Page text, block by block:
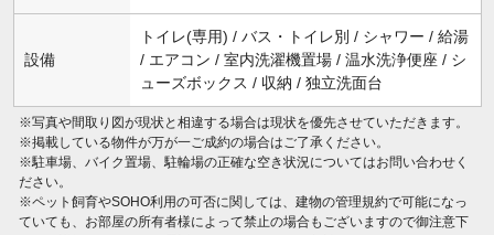
設備
トイレ(専用) / バス・トイレ別 / シャワー / 給湯
/ エアコン / 室内洗濯機置場 / 温水洗浄便座 / シ
ューズボックス / 収納 / 独立洗面台
※写真や間取り図が現状と相違する場合は現状を優先させていただきます。
※掲載している物件が万が一ご成約の場合はご了承ください。
※駐車場、バイク置場、駐輪場の正確な空き状況についてはお問い合わせく
ださい。
※ペット飼育やSOHO利用の可否に関しては、建物の管理規約で可能になっ
ていても、お部屋の所有者様によって禁止の場合もございますので御注意下